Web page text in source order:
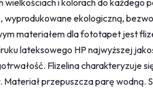
wielkościach i kolorach do każdego
wyprodukowane ekologiczną,
materiałem dla fototapet jest
lateksowego HP najwyższej
Flizelina charakteryzuje
Materiał przepuszcza parę wodną.